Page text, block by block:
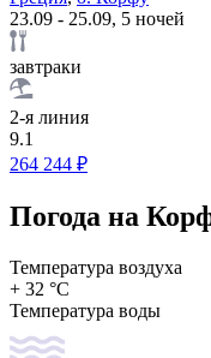
23.09 - 25.09, 5 ночей
завтраки
2-я линия
9.1
264 244 ₽
Погода на
Температура воздуха
+ 32 °C
Температура воды